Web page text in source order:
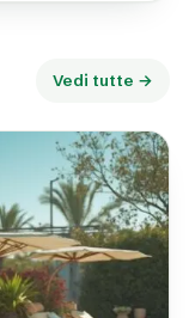
Vedi tutte →